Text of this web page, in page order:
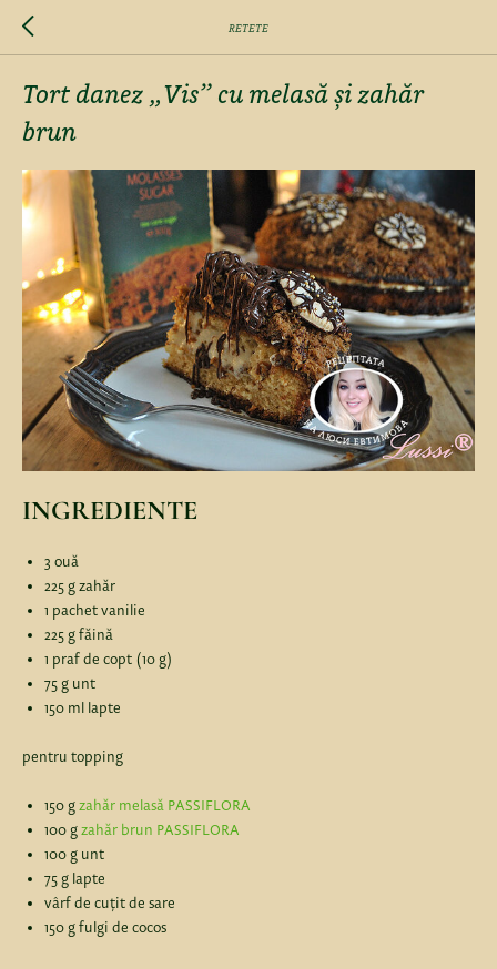
RETETE
Tort danez „Vis” cu melasă și zahăr
brun
INGREDIENTE
3 ouă
225 g zahăr
1 pachet vanilie
225 g făină
1 praf de copt (10 g)
75 g unt
150 ml lapte
pentru topping
150 gzahăr melasă PASSIFLORA
100 gzahăr brun PASSIFLORA
100 g unt
75 g lapte
vârf de cuțit de sare
150 g fulgi de cocos